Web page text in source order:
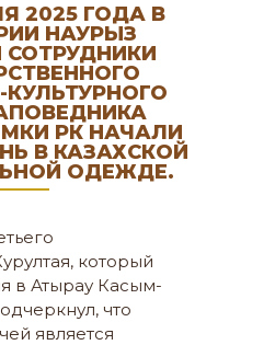
2025 ГОДА В
НАУРЫЗ
РК НАЧАЛИ
В КАЗАХСКОЙ
ОДЕЖДЕ.
который
в Атырау Касым-
что
является